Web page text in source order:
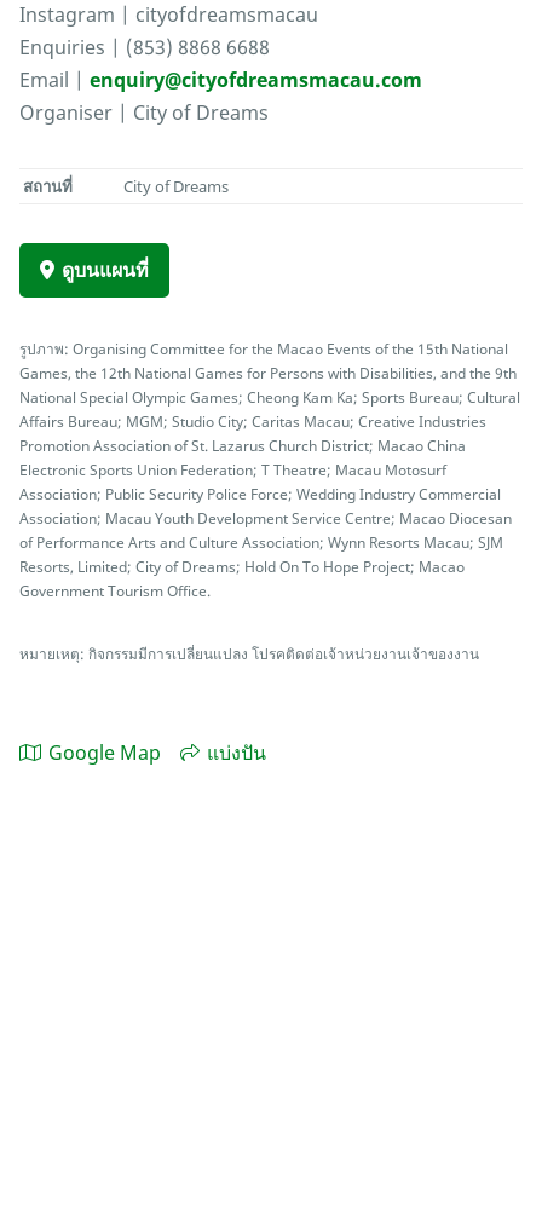
Instagram | cityofdreamsmacau
Enquiries | (853) 8868 6688
Email | enquiry@cityofdreamsmacau.com
Organiser | City of Dreams
สถานที่ City of Dreams
ดูบนแผนที่
รูปภาพ: Organising Committee for the Macao Events of the 15th National
Games, the 12th National Games for Persons with Disabilities, and the 9th
National Special Olympic Games; Cheong Kam Ka; Sports Bureau; Cultural
Affairs Bureau; MGM; Studio City; Caritas Macau; Creative Industries
Promotion Association of St. Lazarus Church District; Macao China
Electronic Sports Union Federation; T Theatre; Macau Motosurf
Association; Public Security Police Force; Wedding Industry Commercial
Association; Macau Youth Development Service Centre; Macao Diocesan
of Performance Arts and Culture Association; Wynn Resorts Macau; SJM
Resorts, Limited; City of Dreams; Hold On To Hope Project; Macao
Government Tourism Office.
หมายเหตุ: กิจกรรมมีการเปลี่ยนแปลง โปรคติดต่อเจ้าหน่วยงานเจ้าของงาน
Google Map แบ่งปัน